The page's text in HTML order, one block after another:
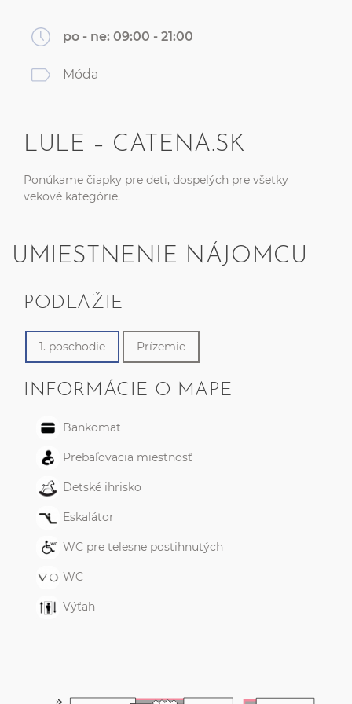
po - ne: 09:00 - 21:00
Móda
LULE – CATENA.SK
Ponúkame čiapky pre deti, dospelých pre všetky
vekové kategórie.
UMIESTNENIE NÁJOMCU
PODLAŽIE
1. poschodie Prízemie
INFORMÁCIE O MAPE
Bankomat
Prebaľovacia miestnosť
Detské ihrisko
Eskalátor
WC pre telesne postihnutých
WC
Výťah